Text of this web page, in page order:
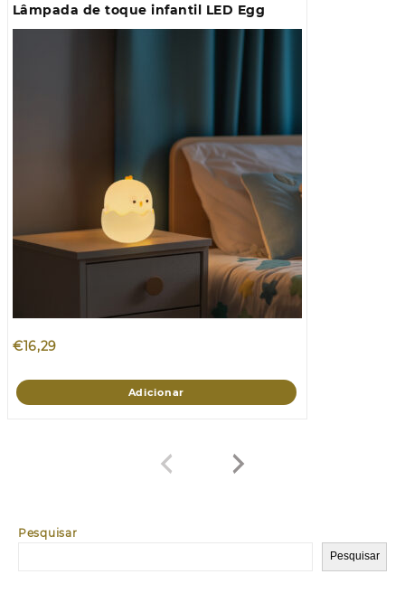
Pesquisar
Pesquisar
Lâmpada de toque infantil LED Egg
€16,29
Adicionar